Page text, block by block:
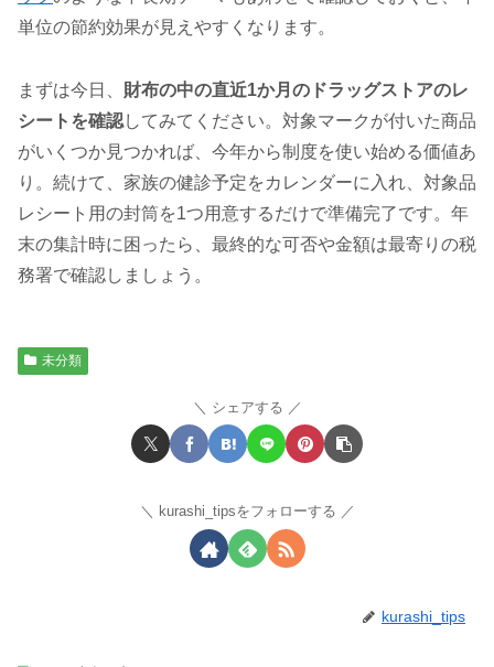
単位の節約効果が見えやすくなります。
まずは今日、 財布の中の直近1か月のドラッグストアのレ
シートを確認してみてください。対象マークが付いた商品
がいくつか見つかれば、今年から制度を使い始める価値あ
り。続けて、家族の健診予定をカレンダーに入れ、対象品
レシート用の封筒を1つ用意するだけで準備完了です。年
末の集計時に困ったら、最終的な可否や金額は最寄りの税
務署で確認しましょう。
未分類
シェアする
kurashi_tipsをフォローする
kurashi_tips